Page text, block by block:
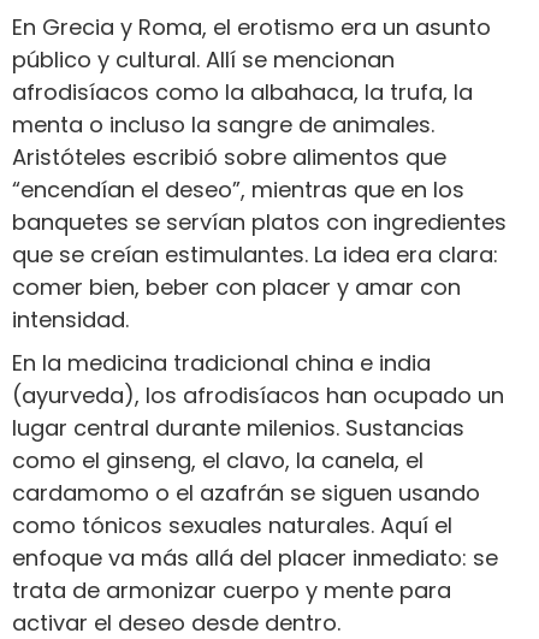
En Grecia y Roma, el erotismo era un asunto
público y cultural. Allí se mencionan
afrodisíacos como la albahaca, la trufa, la
menta o incluso la sangre de animales.
Aristóteles escribió sobre alimentos que
“encendían el deseo”, mientras que en los
banquetes se servían platos con ingredientes
que se creían estimulantes. La idea era clara:
comer bien, beber con placer y amar con
intensidad.
En la medicina tradicional china e india
(ayurveda), los afrodisíacos han ocupado un
lugar central durante milenios. Sustancias
como el ginseng, el clavo, la canela, el
cardamomo o el azafrán se siguen usando
como tónicos sexuales naturales. Aquí el
enfoque va más allá del placer inmediato: se
trata de armonizar cuerpo y mente para
activar el deseo desde dentro.